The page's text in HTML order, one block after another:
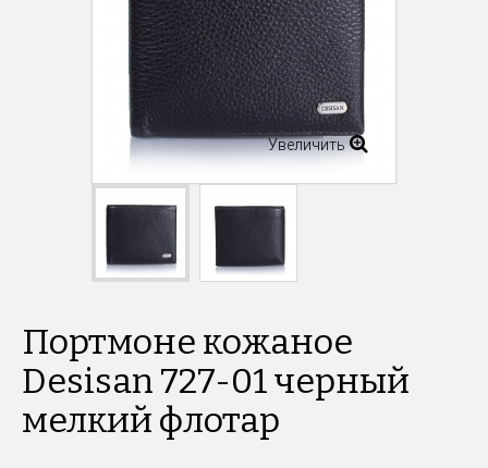
Увеличить
Портмоне кожаное
Desisan 727-01 черный
мелкий флотар